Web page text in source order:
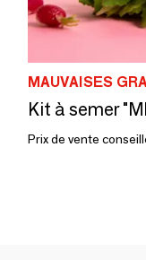
MAUVAISES
Prix de vente